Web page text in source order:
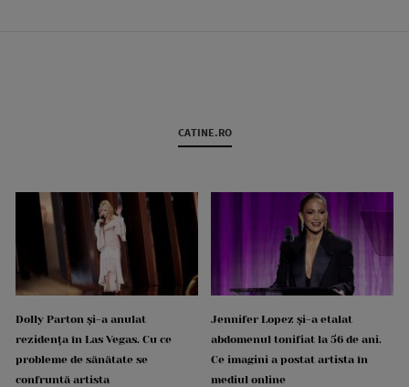
CATINE.RO
Dolly Parton și-a anulat
rezidența în Las Vegas. Cu ce
probleme de sănătate se
confruntă artista
Jennifer Lopez și-a etalat
abdomenul tonifiat la 56 de ani.
Ce imagini a postat artista în
mediul online